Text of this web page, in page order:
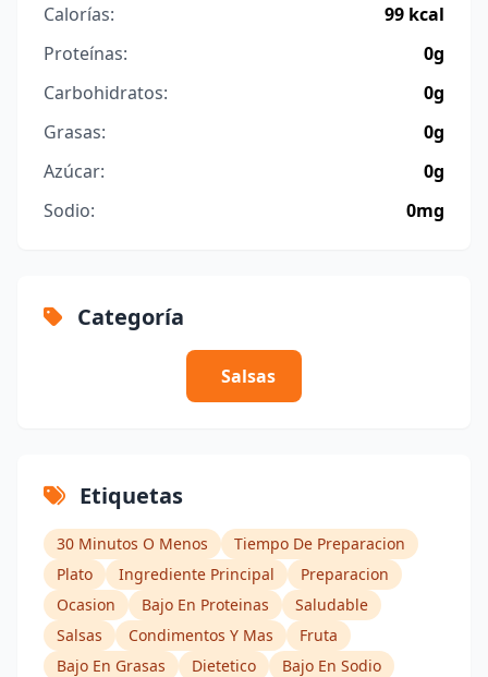
Calorías:
99 kcal
Proteínas:
0g
Carbohidratos:
0g
Grasas:
0g
Azúcar:
0g
Sodio:
0mg
Categoría
Salsas
Etiquetas
30 Minutos O Menos
Tiempo De Preparacion
Plato
Ingrediente Principal
Preparacion
Ocasion
Bajo En Proteinas
Saludable
Salsas
Condimentos Y Mas
Fruta
Bajo En Grasas
Dietetico
Bajo En Sodio